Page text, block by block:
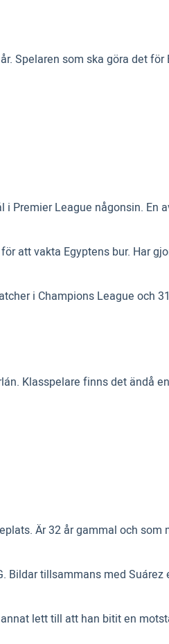
Spelaren som ska göra det
Premier League någonsin. En
att vakta Egyptens bur. Har
i Champions League och
Klasspelare finns det ändå
Är 32 år gammal och
Bildar tillsammans med
lett till att han bitit en